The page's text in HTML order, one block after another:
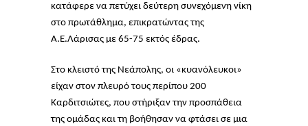
κατάφερε να πετύχει δεύτερη συνεχόμενη νίκη
στο πρωτάθλημα, επικρατώντας της
Α.Ε.Λάρισας με 65-75 εκτός έδρας.
Στο κλειστό της Νεάπολης, οι «κυανόλευκοι»
είχαν στον πλευρό τους περίπου 200
Καρδιτσιώτες, που στήριξαν την προσπάθεια
της ομάδας και τη βοήθησαν να φτάσει σε μια